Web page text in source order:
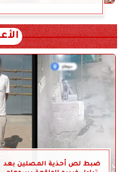
ضبط لص أحذية المصلين بعد